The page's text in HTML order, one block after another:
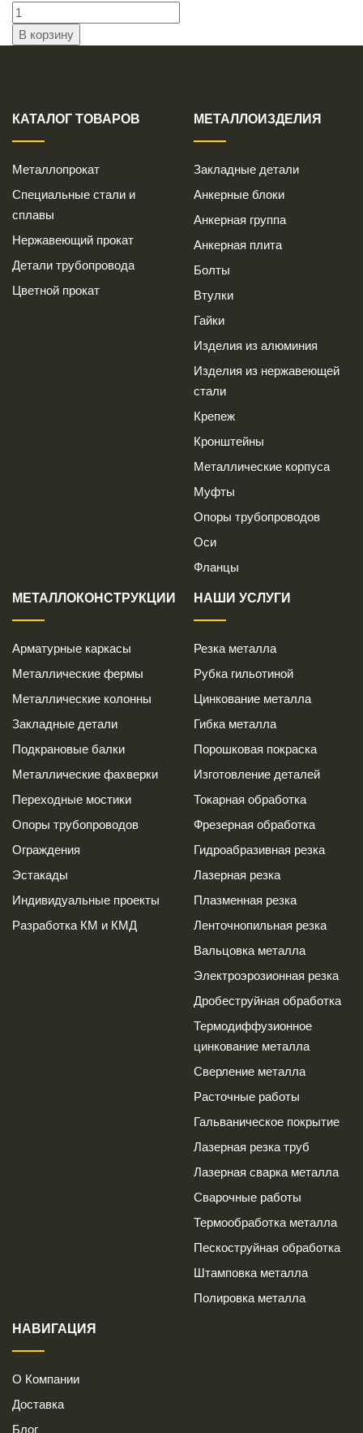
КАТАЛОГ ТОВАРОВ
Металлопрокат
Специальные стали и
сплавы
Нержавеющий прокат
Детали трубопровода
Цветной прокат
МЕТАЛЛОИЗДЕЛИЯ
Закладные детали
Анкерные блоки
Анкерная группа
Анкерная плита
Болты
Втулки
Гайки
Изделия из алюминия
Изделия из нержавеющей
стали
Крепеж
Кронштейны
Металлические корпуса
Муфты
Опоры трубопроводов
Оси
Фланцы
МЕТАЛЛОКОНСТРУКЦИИ
Арматурные каркасы
Металлические фермы
Металлические колонны
Закладные детали
Подкрановые балки
Металлические фахверки
Переходные мостики
Опоры трубопроводов
Ограждения
Эстакады
Индивидуальные проекты
Разработка КМ и КМД
НАШИ УСЛУГИ
Резка металла
Рубка гильотиной
Цинкование металла
Гибка металла
Порошковая покраска
Изготовление деталей
Токарная обработка
Фрезерная обработка
Гидроабразивная резка
Лазерная резка
Плазменная резка
Ленточнопильная резка
Вальцовка металла
Электроэрозионная резка
Дробеструйная обработка
Термодиффузионное
цинкование металла
Сверление металла
Расточные работы
Гальваническое покрытие
Лазерная резка труб
Лазерная сварка металла
Сварочные работы
Термообработка металла
Пескоструйная обработка
Штамповка металла
Полировка металла
НАВИГАЦИЯ
О Компании
Доставка
Блог